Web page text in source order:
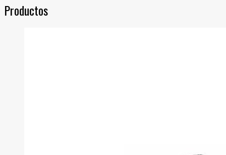
Productos